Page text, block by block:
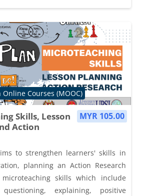
MYR 105.00
Skills, Lesson
Action
Online Courses (MOOC)
to strengthen learners' skills in
planning an Action Research
skills which include
questioning, explaining, positive